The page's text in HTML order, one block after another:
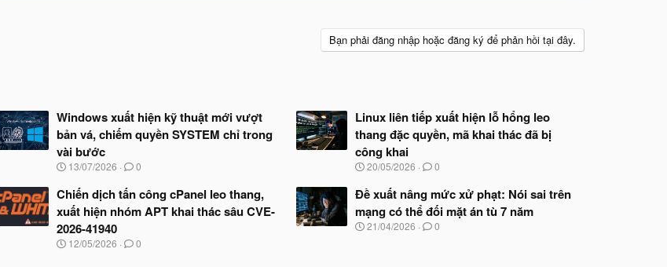
Bạn phải đăng nhập hoặc đăng ký để phản hồi tại đây.
Windows xuất hiện kỹ thuật mới vượt
bản vá, chiếm quyền SYSTEM chỉ trong
vài bước
N
à
y
b
ắ
t
13/07/2026 0
Linux liên tiếp xuất hiện lỗ hổng leo
thang đặc quyền, mã khai thác đã bị
công khai
N
à
y
b
ắ
20/05/2026 0
Chiến dịch tấn công cPanel leo thang,
xuất hiện nhóm APT khai thác sâu CVE-
2026-41940
N
12/05/2026 0
Đề xuất nâng mức xử phạt: Nói sai trên
mạng có thể đối mặt án tù 7 năm
N
21/04/2026 0